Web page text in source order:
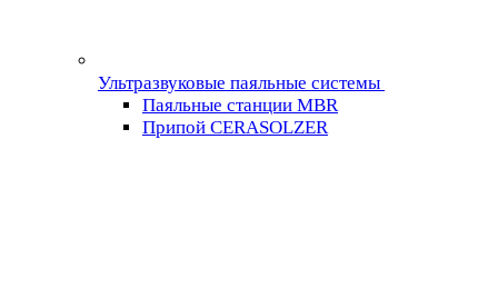
Ультразвуковые паяльные системы
Паяльные станции MBR
Припой CERASOLZER